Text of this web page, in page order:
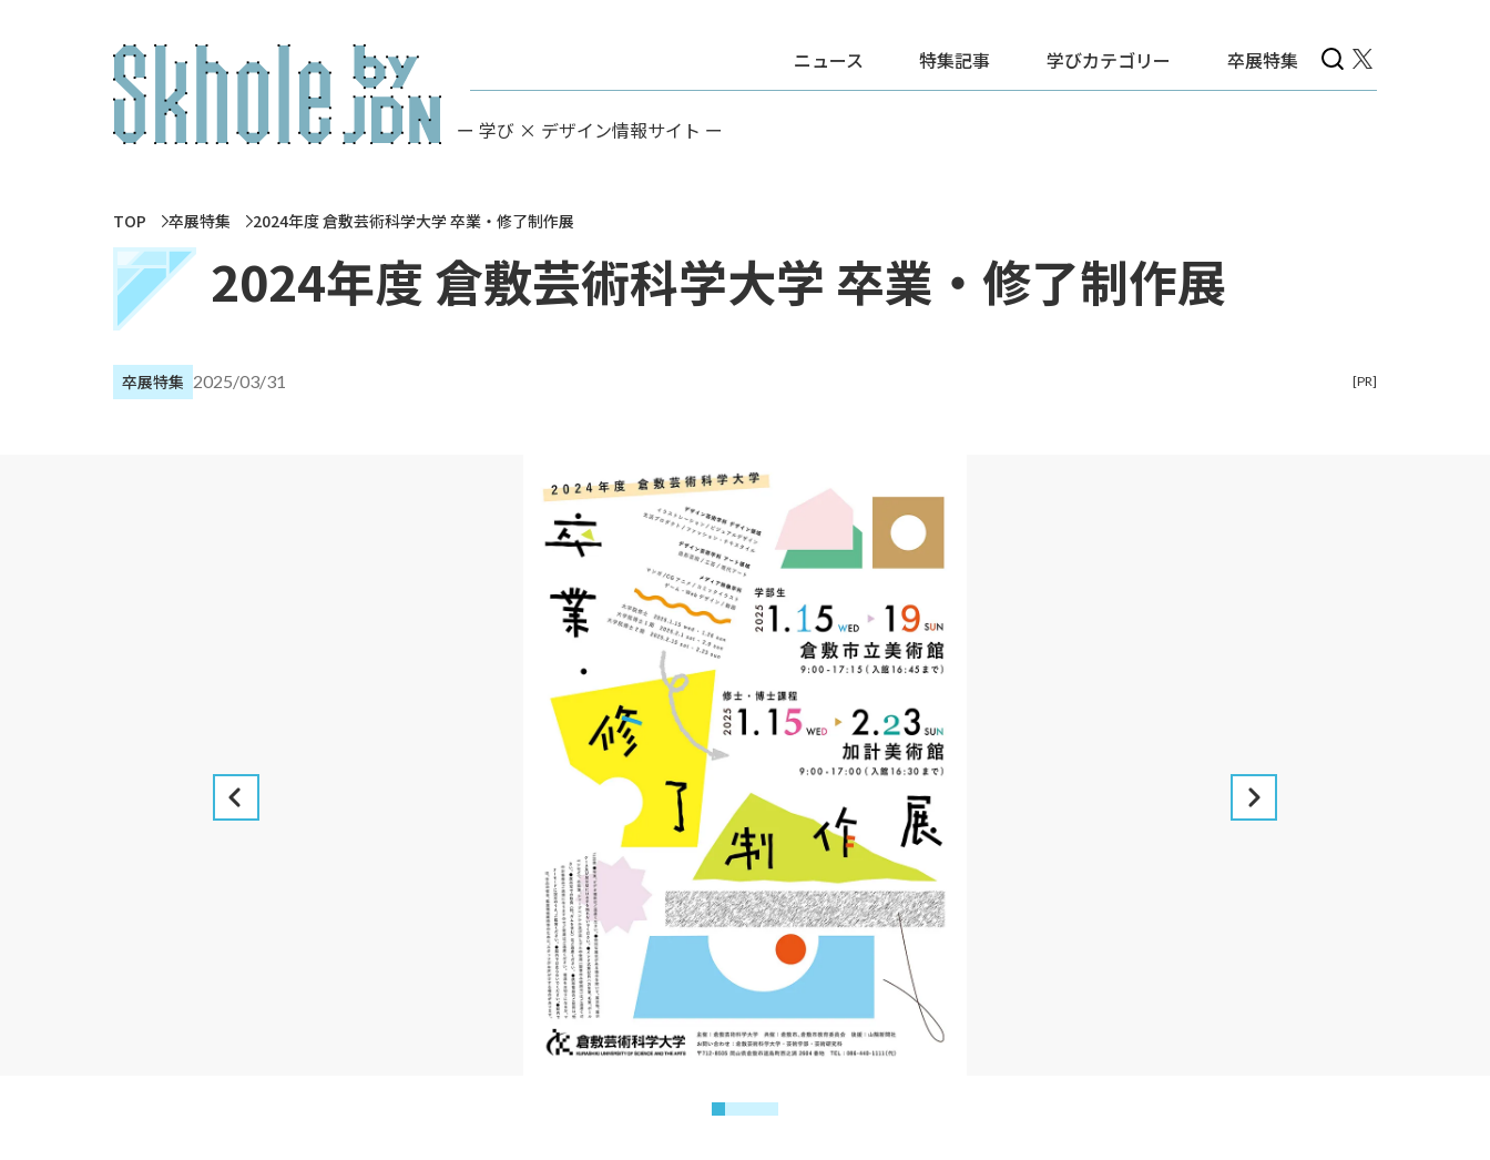
ー 学び × デザイン情報サイト ー
ニュース 特集記事 学びカテゴリー 卒展特集
TOP 卒展特集 2024年度 倉敷芸術科学大学 卒業・修了制作展
2024年度 倉敷芸術科学大学 卒業・修了制作展
卒展特集 2025/03/31 [PR]